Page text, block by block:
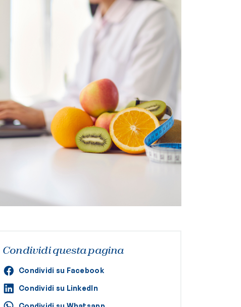
Condividi questa pagina
Condividi su Facebook
Condividi su LinkedIn